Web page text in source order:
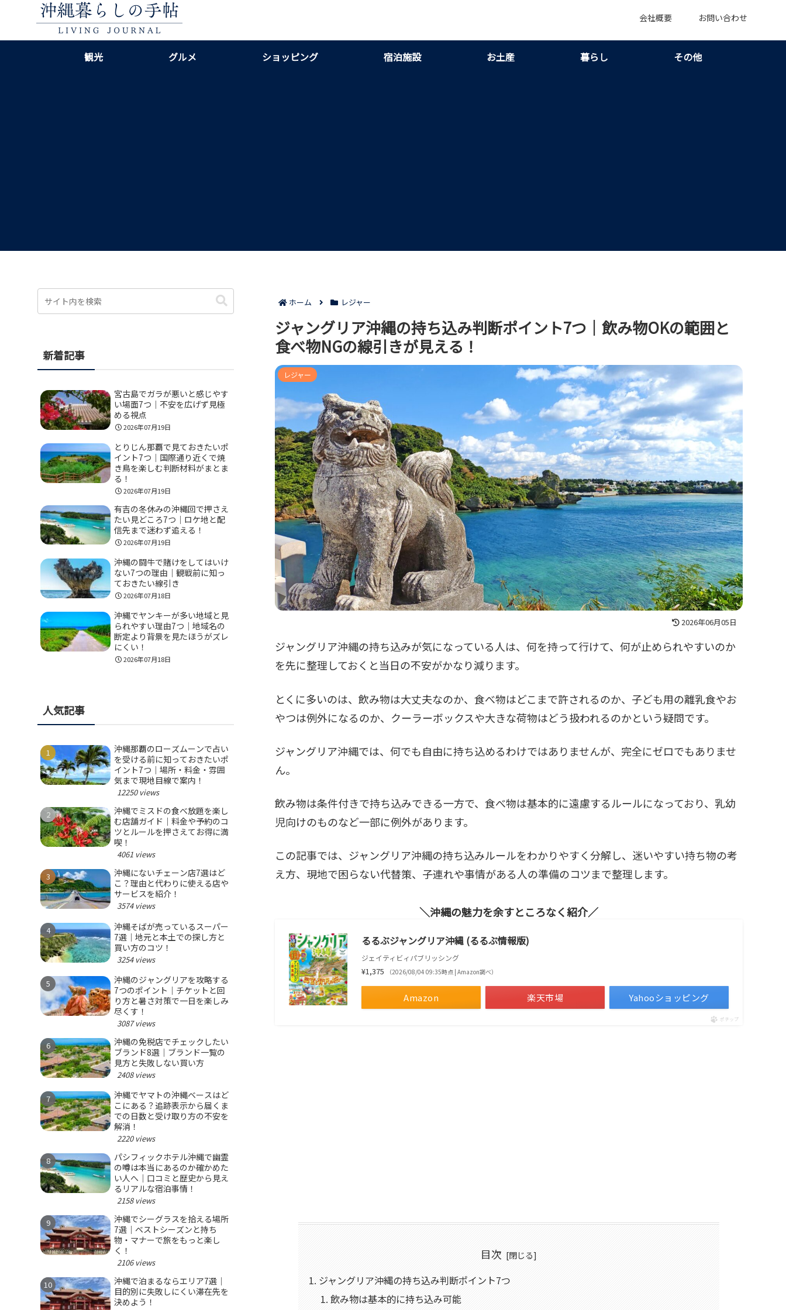
会社概要 お問い合わせ
観光 グルメ ショッピング 宿泊施設 お土産 暮らし その他
ホーム レジャー
ジャングリア沖縄の持ち込み判断ポイント7つ｜飲み物OKの範囲と
食べ物NGの線引きが見える！
レジャー
2026年06月05日
ジャングリア沖縄の持ち込みが気になっている人は、何を持って行けて、何が止められやすいのか
を先に整理しておくと当日の不安がかなり減ります。
とくに多いのは、飲み物は大丈夫なのか、食べ物はどこまで許されるのか、子ども用の離乳食やお
やつは例外になるのか、クーラーボックスや大きな荷物はどう扱われるのかという疑問です。
ジャングリア沖縄では、何でも自由に持ち込めるわけではありませんが、完全にゼロでもありませ
ん。
飲み物は条件付きで持ち込みできる一方で、食べ物は基本的に遠慮するルールになっており、乳幼
児向けのものなど一部に例外があります。
この記事では、ジャングリア沖縄の持ち込みルールをわかりやすく分解し、迷いやすい持ち物の考
え方、現地で困らない代替策、子連れや事情がある人の準備のコツまで整理します。
沖縄の魅力を余すところなく紹介
るるぶジャングリア沖縄 (るるぶ情報版)
ジェイティビィパブリッシング
¥1,375 （2026/08/04 09:35時点 | Amazon調べ）
Amazon 楽天市場 Yahooショッピング
ポチップ
目次
ジャングリア沖縄の持ち込み判断ポイント7つ
飲み物は基本的に持ち込み可能
新着記事
宮古島でガラが悪いと感じやす
い場面7つ｜不安を広げず見極
める視点
2026年07月19日
とりじん那覇で見ておきたいポ
イント7つ｜国際通り近くで焼
き鳥を楽しむ判断材料がまとま
る！
2026年07月19日
有吉の冬休みの沖縄回で押さえ
たい見どころ7つ｜ロケ地と配
信先まで迷わず追える！
2026年07月19日
沖縄の闘牛で賭けをしてはいけ
ない7つの理由｜観戦前に知っ
ておきたい線引き
2026年07月18日
沖縄でヤンキーが多い地域と見
られやすい理由7つ｜地域名の
断定より背景を見たほうがズレ
にくい！
2026年07月18日
人気記事
沖縄那覇のローズムーンで占い
を受ける前に知っておきたいポ
イント7つ｜場所・料金・雰囲
気まで現地目線で案内！
12250 views
沖縄でミスドの食べ放題を楽し
む店舗ガイド｜料金や予約のコ
ツとルールを押さえてお得に満
喫！
4061 views
沖縄にないチェーン店7選はど
こ？理由と代わりに使える店や
サービスを紹介！
3574 views
沖縄そばが売っているスーパー
7選｜地元と本土での探し方と
買い方のコツ！
3254 views
沖縄のジャングリアを攻略する
7つのポイント｜チケットと回
り方と暑さ対策で一日を楽しみ
尽くす！
3087 views
沖縄の免税店でチェックしたい
ブランド8選｜ブランド一覧の
見方と失敗しない買い方
2408 views
沖縄でヤマトの沖縄ベースはど
こにある？追跡表示から届くま
での日数と受け取り方の不安を
解消！
2220 views
パシフィックホテル沖縄で幽霊
の噂は本当にあるのか確かめた
い人へ｜口コミと歴史から見え
るリアルな宿泊事情！
2158 views
沖縄でシーグラスを拾える場所
7選｜ベストシーズンと持ち
物・マナーで旅をもっと楽し
く！
2106 views
沖縄で泊まるならエリア7選｜
目的別に失敗しにくい滞在先を
決めよう！